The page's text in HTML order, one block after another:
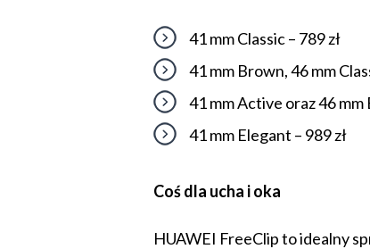
41 mm Classic – 789 zł
41 mm Brown, 46 mm
41 mm Active oraz 46 mm
41 mm Elegant – 989 zł
Coś dla ucha i oka
HUAWEI FreeClip to idealny